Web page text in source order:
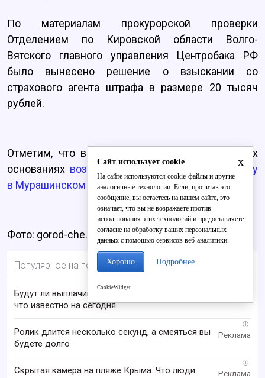
По материалам прокурорской проверки
Отделением по Кировской области Волго-
Вятского главного управления Центробака РФ
было вынесено решение о взыскании со
страхового агента штрафа в размере 20 тысяч
рублей.
Отметим, что в начале октября на аналогичных
основаниях возбуждали прокурорскую проверку
в Мурашинском районе.
Фото: gorod-che.ru
Популярное на портале
Будут ли выплачивать 13-ю пенсию в 2026 году:
что известно на сегодня
i
Ролик длится несколько секунд, а смеяться вы
будете долго
i
Скрытая камера на пляже Крыма: Что люди
x
Сайт использует cookie
На сайте используются cookie-файлы и другие
аналогичные технологии. Если, прочитав это
сообщение, вы остаетесь на нашем сайте, это
означает, что вы не возражаете против
использования этих технологий и предоставляете
согласие на обработку ваших персональных
данных с помощью сервисов веб-аналитики.
Хорошо Подробнее
CookieWidget